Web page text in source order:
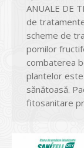
ANUALE DE
de
scheme de
pomilor
combaterea
plantelor
sănătoasă.
fitosanitare